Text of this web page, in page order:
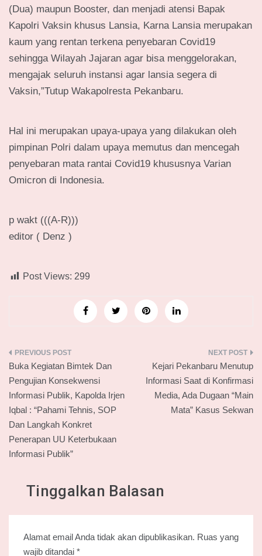
(Dua) maupun Booster, dan menjadi atensi Bapak
Kapolri Vaksin khusus Lansia, Karna Lansia merupakan
kaum yang rentan terkena penyebaran Covid19
sehingga Wilayah Jajaran agar bisa menggelorakan,
mengajak seluruh instansi agar lansia segera di
Vaksin,”Tutup Wakapolresta Pekanbaru.
Hal ini merupakan upaya-upaya yang dilakukan oleh
pimpinan Polri dalam upaya memutus dan mencegah
penyebaran mata rantai Covid19 khususnya Varian
Omicron di Indonesia.
p wakt (((A-R)))
editor ( Denz )
Post Views: 299
Navigasi
pos
Buka Kegiatan Bimtek Dan
Pengujian Konsekwensi
Informasi Publik, Kapolda Irjen
Iqbal : “Pahami Tehnis, SOP
Dan Langkah Konkret
Penerapan UU Keterbukaan
Informasi Publik”
Kejari Pekanbaru Menutup
Informasi Saat di Konfirmasi
Media, Ada Dugaan “Main
Mata” Kasus Sekwan
Tinggalkan Balasan
Alamat email Anda tidak akan dipublikasikan. Ruas yang
wajib ditandai *